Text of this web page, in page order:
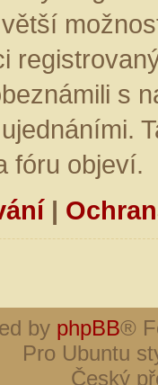
s
fóru objeví.
|
by phpBB®
Pro Ubuntu
Český